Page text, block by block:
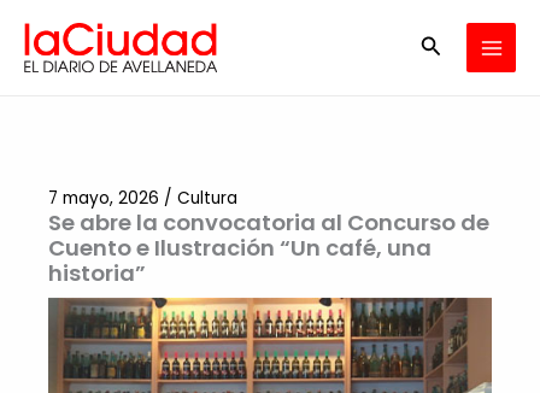
contenido
Buscar
Se abre la convocatoria al Concurso de
Cuento e Ilustración “Un café, una
historia”
7 mayo, 2026 / Cultura